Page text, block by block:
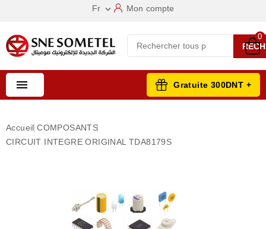
Fr  Mon compte
0
 Gratuite 300DNT +
Accueil COMPOSANTS
CIRCUIT INTEGRE ORIGINAL TDA8179S